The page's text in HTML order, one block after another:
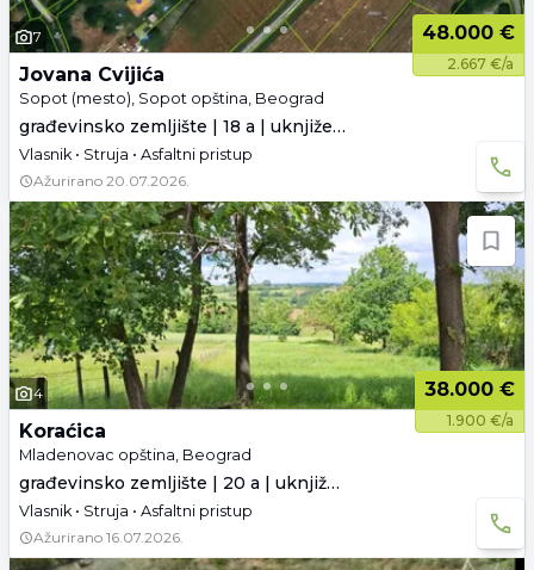
7 48.000 €
2.667 €/a
Jovana Cvijića
Sopot (mesto), Sopot opština, Beograd
građevinsko zemljište | 18 a | uknjiženo
Vlasnik • Struja • Asfaltni pristup
Ažurirano 20.07.2026.
4 38.000 €
1.900 €/a
Koraćica
Mladenovac opština, Beograd
građevinsko zemljište | 20 a | uknjiženo
Vlasnik • Struja • Asfaltni pristup
Ažurirano 16.07.2026.